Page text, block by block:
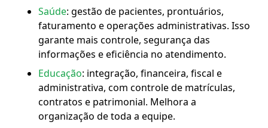
Saúde: gestão de pacientes, prontuários,
faturamento e operações administrativas. Isso
garante mais controle, segurança das
informações e eficiência no atendimento.
Educação: integração, financeira, fiscal e
administrativa, com controle de matrículas,
contratos e patrimonial. Melhora a
organização de toda a equipe.